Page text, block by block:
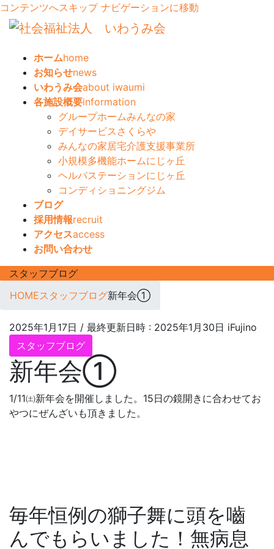
コンテンツへスキップ ナビゲーションに移動
ホームhome
お知らせnews
いわうみ会about iwaumi
各施設概要information
グループホームみんなの家
デイサービスさくらや
みんなの家居宅介護支援事業所
小規模多機能ホームにじヶ丘
ヘルパステーションにじヶ丘
コンディショニングジム
ブログ
採用情報recruit
アクセスaccess
お問い合わせ
スタッフブログ
HOMEスタッフブログ新年会①
2025年1月17日 / 最終更新日時 : 2025年1月30日 iFujino
スタッフブログ
新年会①
1/11㈯新年会を開催しました。15日の鏡開きに合わせてお
やつにぜんざいも頂きました。
毎年恒例の獅子舞に頭を嚙
んでもらいました！無病息